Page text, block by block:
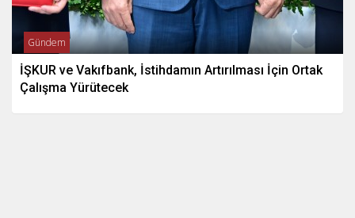
Gündem
İŞKUR ve Vakıfbank, İstihdamın Artırılması İçin Ortak
Çalışma Yürütecek